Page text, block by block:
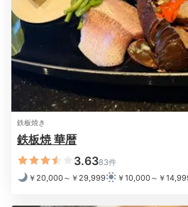
2日目
Morning
08:00
半身浴で
目覚めスッキリ
ナのほうが何倍もハワイ感あります。
・良い点としてコスパを書きましたが
スのホテルを利用する人は、基本的に
じゃない限りコスパは二の次です。ただ
の高揚感や非日常を期待していると思い
で、期待を裏切るようなことは禁物だ
す。つまり多少高くてもプールは料金内
のが良いかと思います。
・最後に、ベイコートクラブとの併設は
になりました。あくまで推察ですが、よ
しかも桁違いのお金を支払っている会員
ホテル全体の設備やサービスを設計して
はないかなと思わせてしまう（朝食用の
鉄板焼き
鉄板焼 華暦
3.6383件
￥20,000～￥29,999
￥10,000～￥